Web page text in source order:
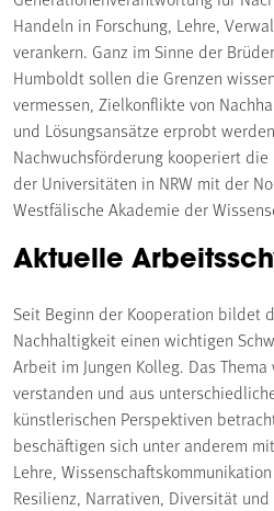
Handeln in Forschung, Lehre,
verankern. Ganz im Sinne der
Humboldt sollen die Grenzen
vermessen, Zielkonflikte von
und Lösungsansätze erprobt
Nachwuchsförderung kooperiert
der Universitäten in NRW mit der
Westfälische Akademie der
Aktuelle
Seit Beginn der Kooperation bildet
Nachhaltigkeit einen wichtigen
Arbeit im Jungen Kolleg. Das
verstanden und aus
künstlerischen Perspektiven
beschäftigen sich unter anderem
Lehre,
Resilienz, Narrativen, Diversität